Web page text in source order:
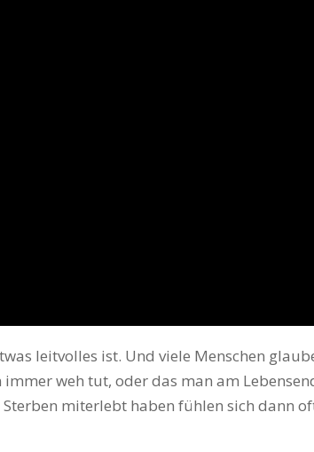
leitvolles ist. Und viele Menschen
weh tut, oder das man am
miterlebt haben fühlen sich dann